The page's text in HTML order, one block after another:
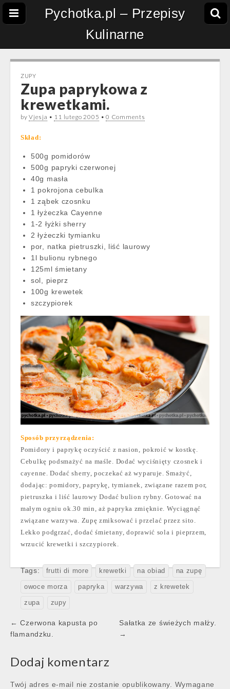
Pychotka.pl – Przepisy
Kulinarne
ZUPY
Zupa paprykowa z
krewetkami.
byVjesja • 11 lutego 2005 •0 Comments
Skład:
500g pomidorów
500g papryki czerwonej
40g masła
1 pokrojona cebulka
1 ząbek czosnku
1 łyżeczka Cayenne
1-2 łyżki sherry
2 łyżeczki tymianku
por, natka pietruszki, liść laurowy
1l bulionu rybnego
125ml śmietany
sol, pieprz
100g krewetek
szczypiorek
Sposób przyrządzenia:
Pomidory i paprykę oczyścić z nasion, pokroić w kostkę.
Cebulkę podsmażyć na maśle. Dodać wyciśnięty czosnek i
cayenne. Dodać sherry, poczekać aż wyparuje. Smażyć,
dodając: pomidory, paprykę, tymianek, związane razem por,
pietruszka i liść laurowy Dodać bulion rybny. Gotować na
małym ogniu ok.30 min, aż papryka zmięknie. Wyciągnąć
związane warzywa. Zupę zmiksować i przelać przez sito.
Lekko podgrzać, dodać śmietany, doprawić sola i pieprzem,
wrzucić krewetki i szczypiorek.
Tags: frutti di more krewetki na obiad na zupę
owoce morza papryka warzywa z krewetek
zupa zupy
Post
navigation
← Czerwona kapusta po
flamandzku.
Sałatka ze świeżych małży.
→
Dodaj komentarz
Twój adres e-mail nie zostanie opublikowany.
Wymagane